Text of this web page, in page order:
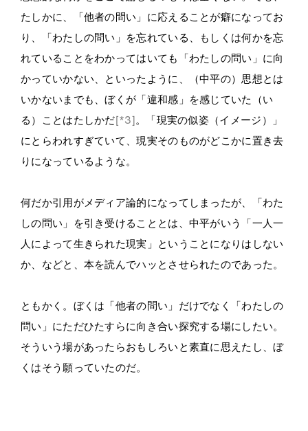
たしかに、「他者の問い」に応えることが癖になってお
り、「わたしの問い」を忘れている、もしくは何かを忘
れていることをわかってはいても「わたしの問い」に向
かっていかない、といったように、（中平の）思想とは
いかないまでも、ぼくが「違和感」を感じていた（い
る）ことはたしかだ[*3]。「現実の似姿（イメージ）」
にとらわれすぎていて、現実そのものがどこかに置き去
りになっているような。
何だか引用がメディア論的になってしまったが、「わた
しの問い」を引き受けることとは、中平がいう「一人一
人によって生きられた現実」ということになりはしない
か、などと、本を読んでハッとさせられたのであった。
ともかく。ぼくは「他者の問い」だけでなく「わたしの
問い」にただひたすらに向き合い探究する場にしたい。
そういう場があったらおもしろいと素直に思えたし、ぼ
くはそう願っていたのだ。